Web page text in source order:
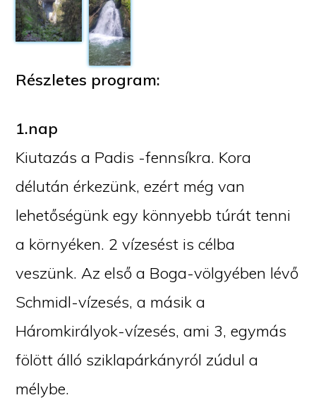
Részletes program:
1.nap
Kiutazás a Padis -fennsíkra. Kora
délután érkezünk, ezért még van
lehetőségünk egy könnyebb túrát tenni
a környéken. 2 vízesést is célba
veszünk. Az első a Boga-völgyében lévő
Schmidl-vízesés, a másik a
Háromkirályok-vízesés, ami 3, egymás
fölött álló sziklapárkányról zúdul a
mélybe.